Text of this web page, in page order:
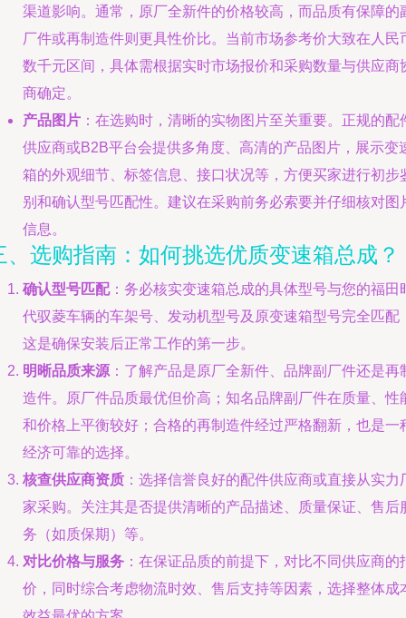
渠道影响。通常，原厂全新件的价格较高，而品质有保障的
厂件或再制造件则更具性价比。当前市场参考价大致在人民
数千元区间，具体需根据实时市场报价和采购数量与供应商
商确定。
产品图片 ：在选购时，清晰的实物图片至关重要。正规的配
供应商或B2B平台会提供多角度、高清的产品图片，展示变
箱的外观细节、标签信息、接口状况等，方便买家进行初步
别和确认型号匹配性。建议在采购前务必索要并仔细核对图
信息。
、选购指南：如何挑选优质变速箱总成？
确认型号匹配：务必核实变速箱总成的具体型号与您的福田
代驭菱车辆的车架号、发动机型号及原变速箱型号完全匹配
这是确保安装后正常工作的第一步。
明晰品质来源 ：了解产品是原厂全新件、品牌副厂件还是再
造件。原厂件品质最优但价高；知名品牌副厂件在质量、性
和价格上平衡较好；合格的再制造件经过严格翻新，也是一
经济可靠的选择。
核查供应商资质 ：选择信誉良好的配件供应商或直接从实力
家采购。关注其是否提供清晰的产品描述、质量保证、售后
务（如质保期）等。
对比价格与服务 ：在保证品质的前提下，对比不同供应商的
价，同时综合考虑物流时效、售后支持等因素，选择整体成